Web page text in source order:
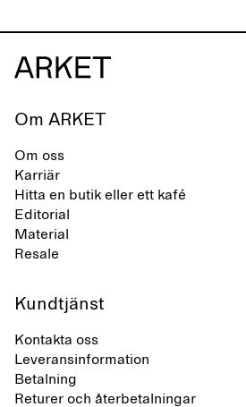
Om ARKET
Om oss
Karriär
Hitta en butik eller ett kafé
Editorial
Material
Resale
Kundtjänst
Kontakta oss
Leveransinformation
Betalning
Returer och återbetalningar